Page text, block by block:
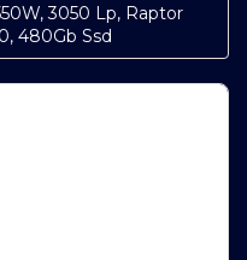
3050 Lp, Raptor
480Gb Ssd